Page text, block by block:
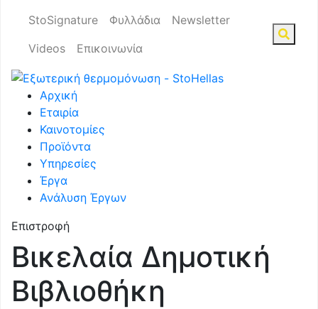
StoSignature Φυλλάδια
Newsletter
Videos
Επικοινωνία
Αρχική
Εταιρία
Καινοτομίες
Προϊόντα
Υπηρεσίες
Έργα
Ανάλυση Έργων
Επιστροφή
Βικελαία Δημοτική
Βιβλιοθήκη